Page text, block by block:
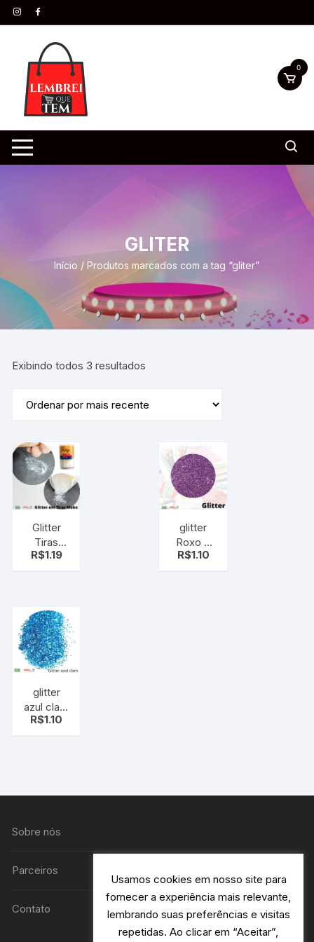
0
GLITER
Início / Produtos marcados com a tag “gliter”
Exibindo todos 3 resultados
Glitter
Tiras
Make
R$1.19
glitter
Roxo e
Purpurina
R$1.10
glitter
azul claro
e
R$1.10
Sobre nós
Parceiros
Contato
Usamos cookies em nosso site para
fornecer a experiência mais relevante,
lembrando suas preferências e visitas
repetidas. Ao clicar em “Aceitar”,